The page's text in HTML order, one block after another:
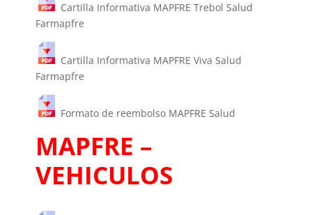
Cartilla Informativa MAPFRE Trebol Salud
Farmapfre
Cartilla Informativa MAPFRE Viva Salud
Farmapfre
Formato de reembolso MAPFRE Salud
MAPFRE –
VEHICULOS